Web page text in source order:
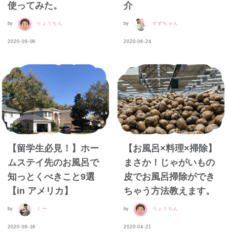
使ってみた。
by りょうちん
2020-09-09
介
by すずちゃん
2020-06-24
【留学生必見！】ホー
ムステイ先のお風呂で
知っとくべきこと9選
【in アメリカ】
by くー
2020-06-16
【お風呂×料理×掃除】
まさか！じゃがいもの
皮でお風呂掃除ができ
ちゃう方法教えます。
by りょうちん
2020-04-21